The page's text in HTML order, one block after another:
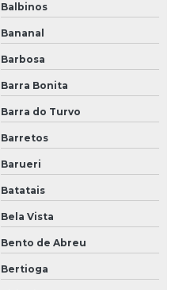
Balbinos
Bananal
Barbosa
Barra Bonita
Barra do Turvo
Barretos
Barueri
Batatais
Bela Vista
Bento de Abreu
Bertioga